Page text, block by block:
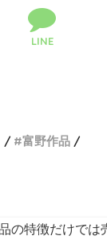
LINE
富野作品